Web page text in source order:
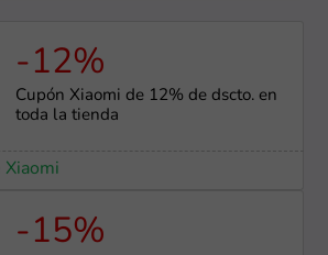
-12%
Cupón Xiaomi de 12% de dscto. en
toda la tienda
Xiaomi
-15%